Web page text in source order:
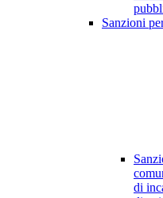
Sanzioni
di